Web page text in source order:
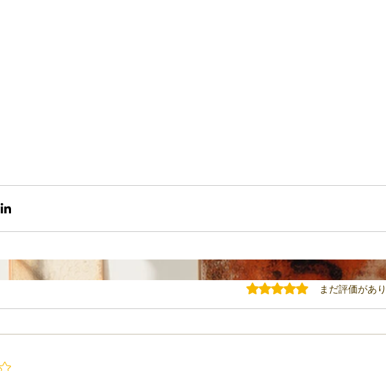
5つ星のうち0と評価されていま
まだ評価があ